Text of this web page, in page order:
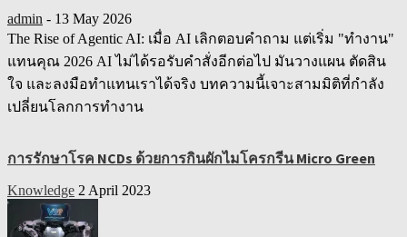
admin - 13 May 2026
The Rise of Agentic AI: เมื่อ AI เลิกตอบคำถาม แต่เริ่ม "ทำงาน"
แทนคุณ 2026 AI ไม่ได้รอรับคำสั่งอีกต่อไป มันวางแผน ตัดสิน
ใจ และลงมือทำแทนเราได้จริง บทความนี้เจาะสามมิติที่กำลัง
เปลี่ยนโลกการทำงาน
การรักษาโรค NCDs ด้วยการกินผักไมโครกรีน Micro Green
Knowledge 2 April 2023